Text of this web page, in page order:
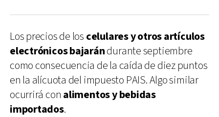
Los precios de los celulares y otros artículos
electrónicos bajarándurante septiembre
como consecuencia de la caída de diez puntos
en la alícuota del impuesto PAIS. Algo similar
ocurrirá con alimentos y bebidas
importados.